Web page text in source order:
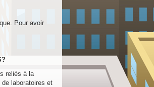
Pour avoir
reliés à la
laboratoires et